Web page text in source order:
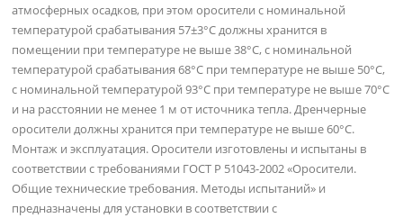
атмосферных осадков, при этом оросители с номинальной
температурой срабатывания 57±3°C должны хранится в
помещении при температуре не выше 38°C, с номинальной
температурой срабатывания 68°C при температуре не выше 50°C,
с номинальной температурой 93°C при температуре не выше 70°C
и на расстоянии не менее 1 м от источника тепла. Дренчерные
оросители должны хранится при температуре не выше 60°C.
Монтаж и эксплуатация. Оросители изготовлены и испытаны в
соответствии с требованиями ГОСТ Р 51043-2002 «Оросители.
Общие технические требования. Методы испытаний» и
предназначены для установки в соответствии с